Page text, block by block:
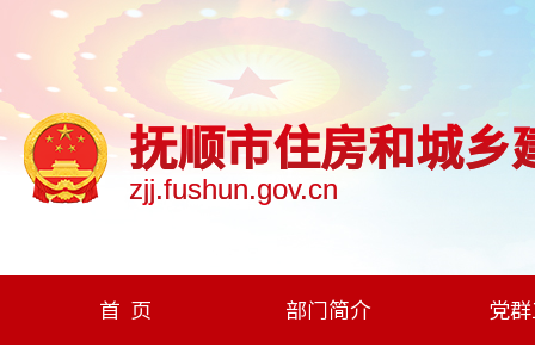
抚顺市住房和城乡
zjj.fushun.gov.cn
首页 部门简介 党